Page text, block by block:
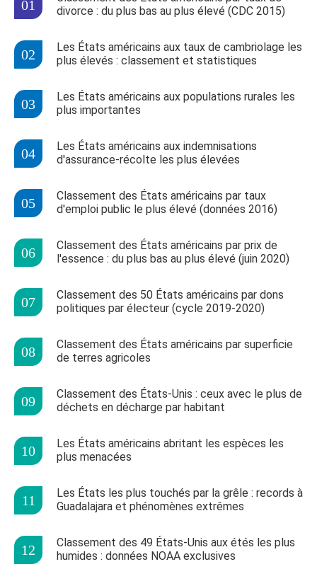
divorce : du plus bas au plus élevé (CDC 2015)
Les États américains aux taux de cambriolage les
plus élevés : classement et statistiques
Les États américains aux populations rurales les
plus importantes
Les États américains aux indemnisations
d'assurance-récolte les plus élevées
Classement des États américains par taux
d'emploi public le plus élevé (données 2016)
Classement des États américains par prix de
l'essence : du plus bas au plus élevé (juin 2020)
Classement des 50 États américains par dons
politiques par électeur (cycle 2019-2020)
Classement des États américains par superficie
de terres agricoles
Classement des États-Unis : ceux avec le plus de
déchets en décharge par habitant
Les États américains abritant les espèces les
plus menacées
Les États les plus touchés par la grêle : records à
Guadalajara et phénomènes extrêmes
Classement des 49 États-Unis aux étés les plus
humides : données NOAA exclusives